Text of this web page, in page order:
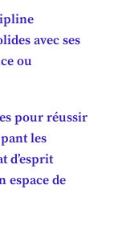
avec ses
ou
pour réussir
les
d’esprit
espace de